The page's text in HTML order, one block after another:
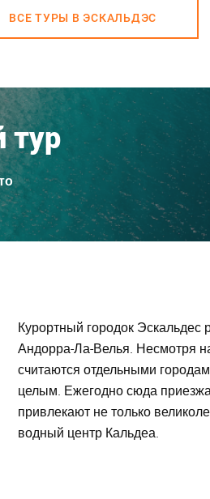
ВСЕ ТУРЫ В ЭСКАЛЬДЭС
тур
Курортный городок
Андорра-Ла-Велья. Несмотря
считаются отдельными
целым. Ежегодно сюда
привлекают не только
водный центр Кальдеа.